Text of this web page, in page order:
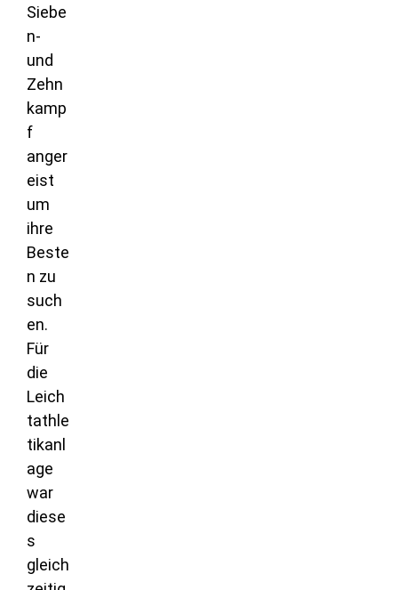
Siebe
n-
und
Zehn
kamp
f
anger
eist
um
ihre
Beste
n zu
such
en.
Für
die
Leich
tathle
tikanl
age
war
diese
s
gleich